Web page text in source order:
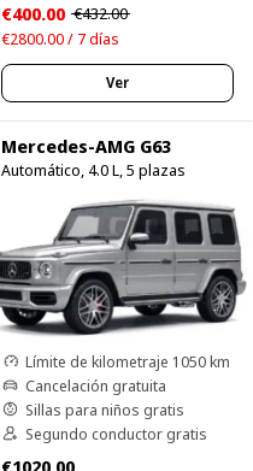
€400.00 €432.00
€2800.00 / 7 días
Ver
Mercedes-AMG G63
Automático, 4.0 L, 5 plazas
Límite de kilometraje 1050 km
Cancelación gratuita
Sillas para niños gratis
Segundo conductor gratis